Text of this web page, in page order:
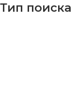
Тип поиска